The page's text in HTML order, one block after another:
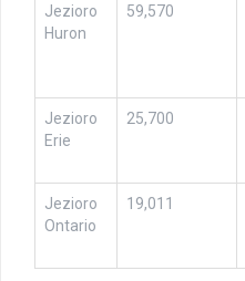
Jezioro
Huron
59,570
Jezioro
Erie
25,700
Jezioro
Ontario
19,011